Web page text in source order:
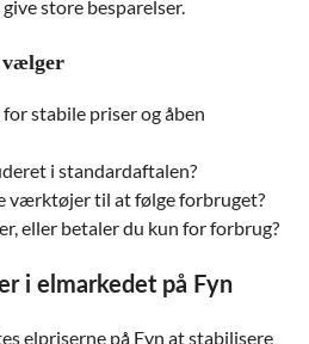
store besparelser.
vælger
stabile priser og åben
i standardaftalen?
værktøjer til at følge forbruget?
eller betaler du kun for forbrug?
i elmarkedet på Fyn
elpriserne på Fyn at stabilisere